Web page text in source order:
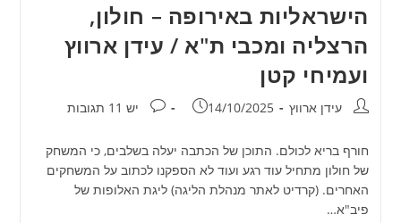
הישראליות באירופה – חולון,
הרצליה ומכבי ת"א / עידן ארווץ
ועמיחי קטן
מחבר:עידן ארווץ פורסם:
14/10/2025 תגובות:
יש 11 תגובות
חורף בריא לכולם. התוכן של הכתבה יעלה בשלבים, כי המשחק
של חולון מתחיל עוד רגע ועוד לא הספקנו לכתוב על המשחקים
האחרים. (קרדיט לאתר מנהלת הליגה) ליגת האלופות של
פיב"א…